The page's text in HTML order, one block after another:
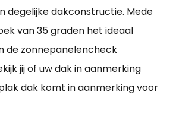
degelijke dakconstructie. Mede
van 35 graden het ideaal
de zonnepanelencheck
jij of uw dak in aanmerking
dak komt in aanmerking voor